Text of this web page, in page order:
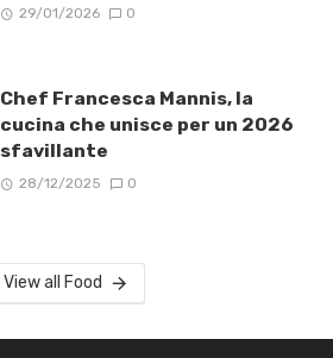
29/01/2026 0
Chef Francesca Mannis, la
cucina che unisce per un 2026
sfavillante
28/12/2025 0
View all Food